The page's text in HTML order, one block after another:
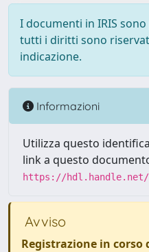
I documenti in IRIS
tutti i diritti sono
indicazione.
Informazioni
Utilizza questo
link a questo
https://hdl.handle.net/
Avviso
Registrazione in corso